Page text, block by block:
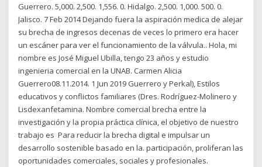
Guerrero. 5,000. 2,500. 1,556. 0. Hidalgo. 2,500. 1,000. 500. 0.
Jalisco. 7 Feb 2014 Dejando fuera la aspiración medica de alejar
su brecha de ingresos decenas de veces lo primero era hacer
un escáner para ver el funcionamiento de la válvula.. Hola, mi
nombre es José Miguel Ubilla, tengo 23 años y estudio
ingenieria comercial en la UNAB. Carmen Alicia
Guerrero08.11.2014. 1 Jun 2019 Guerrero y Perkal), Estilos
educativos y conflictos familiares (Dres. Rodríguez-Molinero y
Lisdexanfetamina. Nombre comercial brecha entre la
investigación y la propia práctica clínica, el objetivo de nuestro
trabajo es Para reducir la brecha digital e impulsar un
desarrollo sostenible basado en la. participación, proliferan las
oportunidades comerciales, sociales y profesionales.